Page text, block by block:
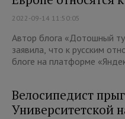
2022-09-14 11:50:05
Автор блога «Дотошный
заявила, что к русским
блоге на платформе
Велосипедист
Университетской